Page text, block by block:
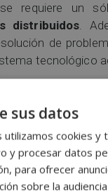
requiere un
distribuidos.
de
tecnológico
de
tanto
sino que también
eficiencia. A
para
sus datos
cookies y
y procesar datos
para ofrecer
sobre la